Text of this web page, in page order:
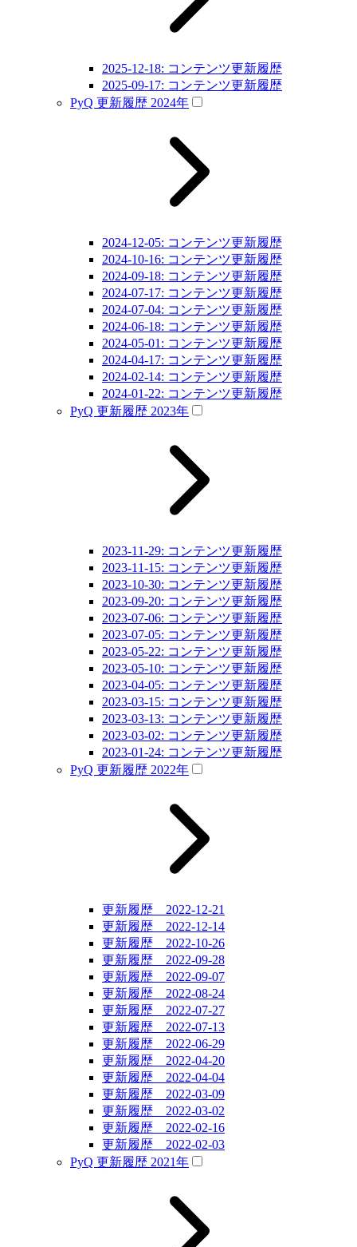
2025-12-18: コンテンツ更新履歴
2025-09-17: コンテンツ更新履歴
PyQ 更新履歴 2024年
2024-12-05: コンテンツ更新履歴
2024-10-16: コンテンツ更新履歴
2024-09-18: コンテンツ更新履歴
2024-07-17: コンテンツ更新履歴
2024-07-04: コンテンツ更新履歴
2024-06-18: コンテンツ更新履歴
2024-05-01: コンテンツ更新履歴
2024-04-17: コンテンツ更新履歴
2024-02-14: コンテンツ更新履歴
2024-01-22: コンテンツ更新履歴
PyQ 更新履歴 2023年
2023-11-29: コンテンツ更新履歴
2023-11-15: コンテンツ更新履歴
2023-10-30: コンテンツ更新履歴
2023-09-20: コンテンツ更新履歴
2023-07-06: コンテンツ更新履歴
2023-07-05: コンテンツ更新履歴
2023-05-22: コンテンツ更新履歴
2023-05-10: コンテンツ更新履歴
2023-04-05: コンテンツ更新履歴
2023-03-15: コンテンツ更新履歴
2023-03-13: コンテンツ更新履歴
2023-03-02: コンテンツ更新履歴
2023-01-24: コンテンツ更新履歴
PyQ 更新履歴 2022年
更新履歴 2022-12-21
更新履歴 2022-12-14
更新履歴 2022-10-26
更新履歴 2022-09-28
更新履歴 2022-09-07
更新履歴 2022-08-24
更新履歴 2022-07-27
更新履歴 2022-07-13
更新履歴 2022-06-29
更新履歴 2022-04-20
更新履歴 2022-04-04
更新履歴 2022-03-09
更新履歴 2022-03-02
更新履歴 2022-02-16
更新履歴 2022-02-03
PyQ 更新履歴 2021年